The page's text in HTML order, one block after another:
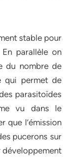
stable pour
parallèle on
du nombre de
qui permet de
parasitoïdes
vu dans le
que l’émission
pucerons sur
développement